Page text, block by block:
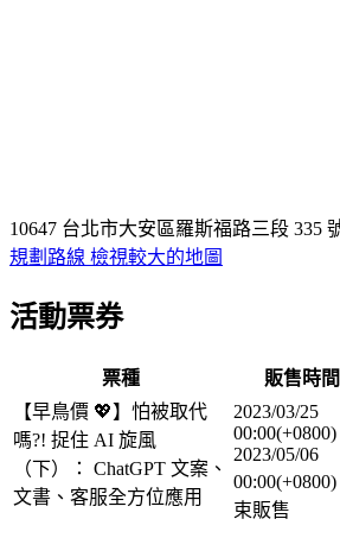
10647 台北市大安區羅斯福路三段 335
規劃路線 檢視較大的地圖
活動票券
票種 販售時間
【早鳥價 💖】怕被取代
嗎?! 捉住 AI 旋風
（下）： ChatGPT 文案、
文書、客服全方位應用
2023/03/25
00:00(+0800)
2023/05/06
00:00(+0800)
束販售